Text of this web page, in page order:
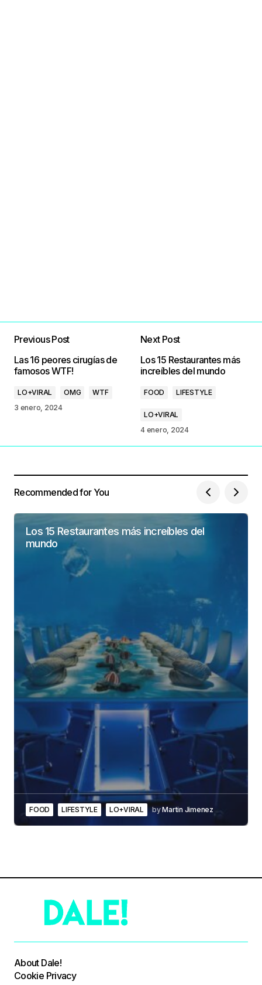
Previous Post
Las 16 peores cirugías de
famosos WTF!
LO+VIRAL OMG
WTF
3 enero, 2024
Next Post
Los 15 Restaurantes más
increíbles del mundo
FOOD LIFESTYLE
LO+VIRAL
4 enero, 2024
Recommended for You
Los 15 Restaurantes más increíbles del
mundo
FOOD LIFESTYLE LO+VIRAL byMartin Jimenez
About Dale!
Cookie Privacy